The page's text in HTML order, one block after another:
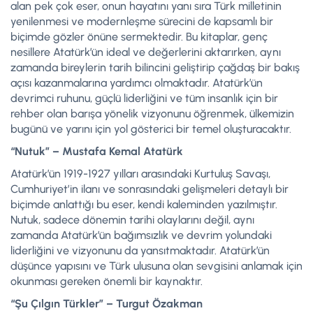
alan pek çok eser, onun hayatını yanı sıra Türk milletinin
yenilenmesi ve modernleşme sürecini de kapsamlı bir
biçimde gözler önüne sermektedir. Bu kitaplar, genç
nesillere Atatürk’ün ideal ve değerlerini aktarırken, aynı
zamanda bireylerin tarih bilincini geliştirip çağdaş bir bakış
açısı kazanmalarına yardımcı olmaktadır. Atatürk’ün
devrimci ruhunu, güçlü liderliğini ve tüm insanlık için bir
rehber olan barışa yönelik vizyonunu öğrenmek, ülkemizin
bugünü ve yarını için yol gösterici bir temel oluşturacaktır.
“Nutuk” – Mustafa Kemal Atatürk
Atatürk’ün 1919-1927 yılları arasındaki Kurtuluş Savaşı,
Cumhuriyet’in ilanı ve sonrasındaki gelişmeleri detaylı bir
biçimde anlattığı bu eser, kendi kaleminden yazılmıştır.
Nutuk, sadece dönemin tarihi olaylarını değil, aynı
zamanda Atatürk’ün bağımsızlık ve devrim yolundaki
liderliğini ve vizyonunu da yansıtmaktadır. Atatürk’ün
düşünce yapısını ve Türk ulusuna olan sevgisini anlamak için
okunması gereken önemli bir kaynaktır.
“Şu Çılgın Türkler” – Turgut Özakman